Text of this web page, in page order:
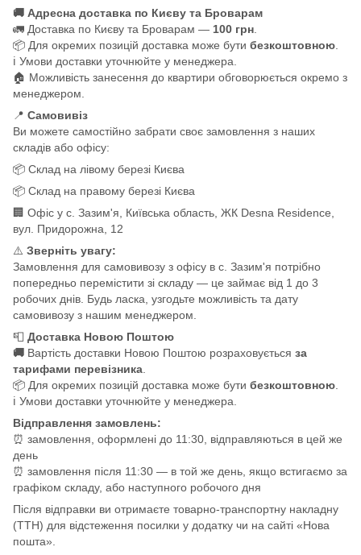
🚚 Адресна доставка по Києву та Броварам
🚛 Доставка по Києву та Броварам — 100 грн
📦 Для окремих позицій доставка може бути безкоштовною
ℹ️ Умови доставки уточнюйте у менеджера.
🏠 Можливість занесення до квартири обговорюється окремо з
менеджером.
📍 Самовивіз
Ви можете самостійно забрати своє замовлення з наших
складів або офісу:
📦 Склад на лівому березі Києва
📦 Склад на правому березі Києва
🏢 Офіс у с. Зазим'я, Київська область, ЖК Desna Residence,
вул. Придорожна, 12
⚠️ Зверніть увагу:
Замовлення для самовивозу з офісу в с. Зазим'я потрібно
попередньо перемістити зі складу — це займає від 1 до 3
робочих днів. Будь ласка, узгодьте можливість та дату
самовивозу з нашим менеджером.
📮 Доставка Новою Поштою
🚚 Вартість доставки Новою Поштою розраховується за
тарифами перевізника
📦 Для окремих позицій доставка може бути безкоштовною
ℹ️ Умови доставки уточнюйте у менеджера.
Відправлення замовлень:
⏰ замовлення, оформлені до 11:30, відправляються в цей же
день
⏰ замовлення після 11:30 — в той же день, якщо встигаємо за
графіком складу, або наступного робочого дня
Після відправки ви отримаєте товарно-транспортну накладну
(ТТН) для відстеження посилки у додатку чи на сайті «Нова
пошта».